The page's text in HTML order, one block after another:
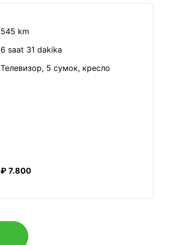
545 km
6 saat 31 dakika
Телевизор, 5 сумок, кресло
₽ 7.800